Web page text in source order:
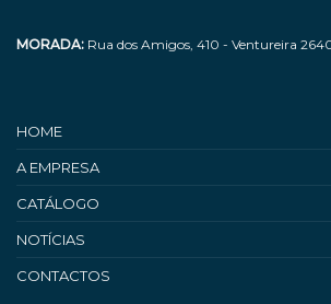
MORADA: Rua dos Amigos, 410 - Ventureira
HOME
A EMPRESA
CATÁLOGO
NOTÍCIAS
CONTACTOS